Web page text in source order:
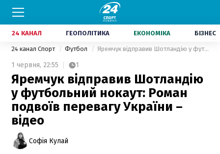
24 КАНАЛ ГЕОПОЛІТИКА ЕКОНОМІКА БІЗНЕС
24 канал Спорт Футбол Яремчук відправив Шотландію у футбольний нокаут: Роман подвоїв перевагу України – відео
1 червня, 22:55 1
Яремчук відправив Шотландію
у футбольний нокаут: Роман
подвоїв перевагу України –
відео
Софія Кулай